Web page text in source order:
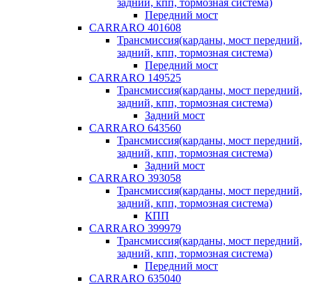
задний, кпп, тормозная система)
Передний мост
CARRARO 401608
Трансмиссия(карданы, мост передний,
задний, кпп, тормозная система)
Передний мост
CARRARO 149525
Трансмиссия(карданы, мост передний,
задний, кпп, тормозная система)
Задний мост
CARRARO 643560
Трансмиссия(карданы, мост передний,
задний, кпп, тормозная система)
Задний мост
CARRARO 393058
Трансмиссия(карданы, мост передний,
задний, кпп, тормозная система)
КПП
CARRARO 399979
Трансмиссия(карданы, мост передний,
задний, кпп, тормозная система)
Передний мост
CARRARO 635040